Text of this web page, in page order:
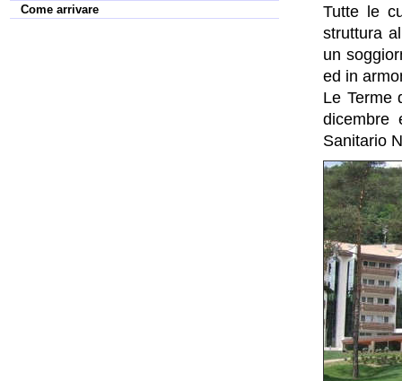
Come arrivare
Tutte le
struttura
un
ed in
Le Terme
dicembre
Sanitario